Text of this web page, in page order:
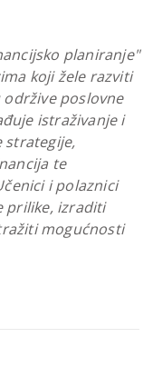
planiranje"
koji žele razviti
poslovne
istraživanje i
strategije,
te
i polaznici
prilike, izraditi
mogućnosti